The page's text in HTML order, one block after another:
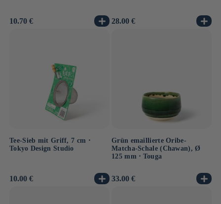
Normaler
10.70 €
Normaler
28.00 €
Tee-Sieb mit Griff, 7 cm ⋅
Tokyo Design Studio
Normaler
10.00 €
Grün emaillierte Oribe-
Matcha-Schale (Chawan), Ø
125 mm ⋅ Touga
Normaler
33.00 €